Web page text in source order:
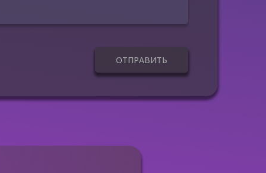
ОТПРАВИТЬ